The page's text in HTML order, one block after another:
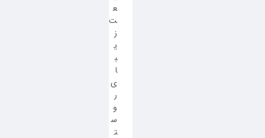
ع
ت
ز
ی
ب
ا
ی
ر
و
س
ت